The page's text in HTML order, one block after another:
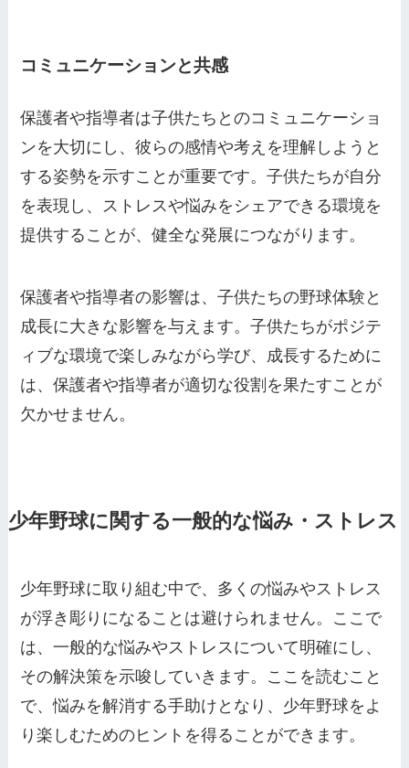
コミュニケーションと共感
保護者や指導者は子供たちとのコミュニケーショ
ンを大切にし、彼らの感情や考えを理解しようと
する姿勢を示すことが重要です。子供たちが自分
を表現し、ストレスや悩みをシェアできる環境を
提供することが、健全な発展につながります。
保護者や指導者の影響は、子供たちの野球体験と
成長に大きな影響を与えます。子供たちがポジテ
ィブな環境で楽しみながら学び、成長するために
は、保護者や指導者が適切な役割を果たすことが
欠かせません。
少年野球に関する一般的な悩み・ストレス
少年野球に取り組む中で、多くの悩みやストレス
が浮き彫りになることは避けられません。ここで
は、一般的な悩みやストレスについて明確にし、
その解決策を示唆していきます。ここを読むこと
で、悩みを解消する手助けとなり、少年野球をよ
り楽しむためのヒントを得ることができます。